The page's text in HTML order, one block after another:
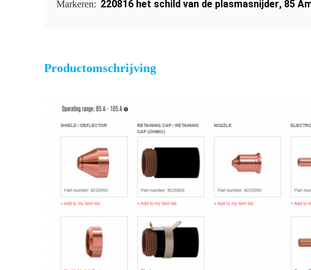
Markeren: 220816 het schild van de plasmasnijder, 85
Productomschrijving